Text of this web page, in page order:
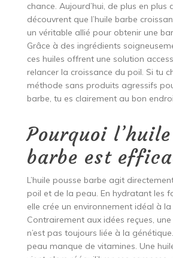
chance. Aujourd’hui, de plus en plus
découvrent que l’huile barbe
un véritable allié pour obtenir une
Grâce à des ingrédients
ces huiles offrent une solution
relancer la croissance du poil. Si tu
méthode sans produits agressifs
barbe, tu es clairement au bon
Pourquoi
barbe est
L’huile pousse barbe agit
poil et de la peau. En hydratant les
elle crée un environnement idéal à la
Contrairement aux idées reçues,
n’est pas toujours liée à la
peau manque de vitamines. Une